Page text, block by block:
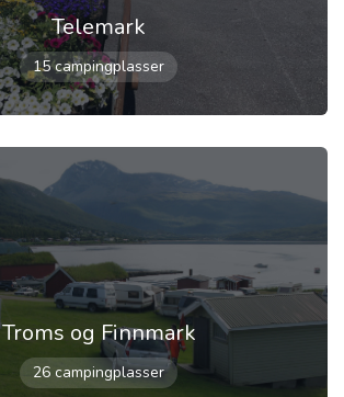
Telemark
15 campingplasser
Troms og Finnmark
26 campingplasser